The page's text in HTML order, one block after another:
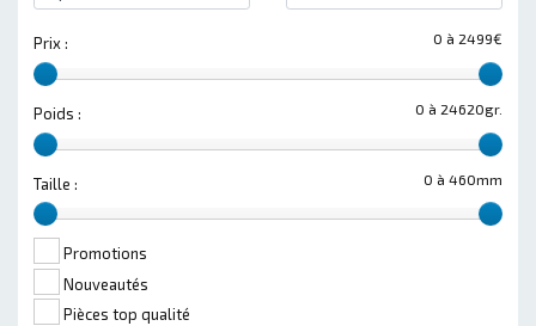
0 à 2499€
Prix :
0 à 24620gr.
Poids :
0 à 460mm
Taille :
Promotions
Nouveautés
Pièces top qualité